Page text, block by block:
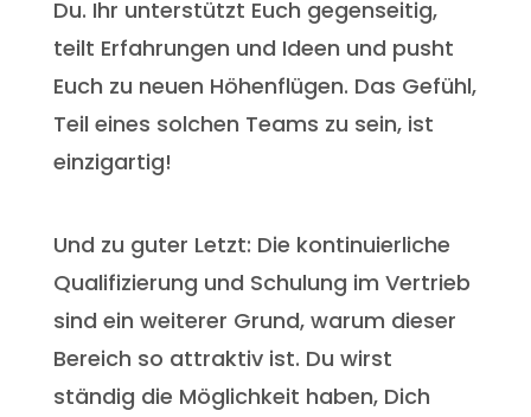
Du. Ihr unterstützt Euch gegenseitig,
teilt Erfahrungen und Ideen und pusht
Euch zu neuen Höhenflügen. Das Gefühl,
Teil eines solchen Teams zu sein, ist
einzigartig!
Und zu guter Letzt: Die kontinuierliche
Qualifizierung und Schulung im Vertrieb
sind ein weiterer Grund, warum dieser
Bereich so attraktiv ist. Du wirst
ständig die Möglichkeit haben, Dich